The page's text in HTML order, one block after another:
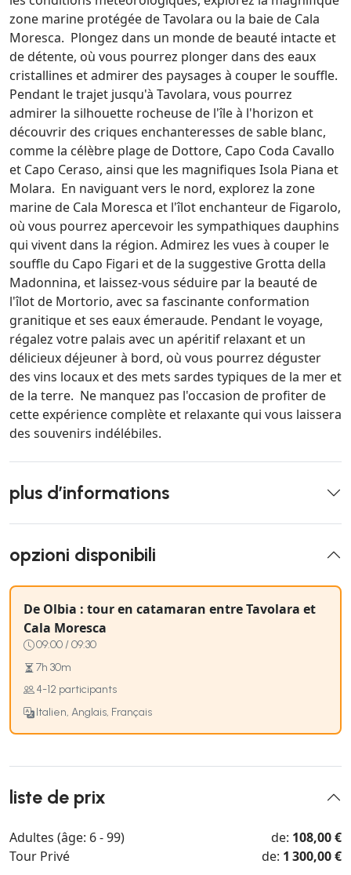
zone marine protégée de Tavolara ou la baie de Cala
Moresca. Plongez dans un monde de beauté intacte et
de détente, où vous pourrez plonger dans des eaux
cristallines et admirer des paysages à couper le souffle.
Pendant le trajet jusqu'à Tavolara, vous pourrez
admirer la silhouette rocheuse de l'île à l'horizon et
découvrir des criques enchanteresses de sable blanc,
comme la célèbre plage de Dottore, Capo Coda Cavallo
et Capo Ceraso, ainsi que les magnifiques Isola Piana et
Molara. En naviguant vers le nord, explorez la zone
marine de Cala Moresca et l'îlot enchanteur de Figarolo,
où vous pourrez apercevoir les sympathiques dauphins
qui vivent dans la région. Admirez les vues à couper le
souffle du Capo Figari et de la suggestive Grotta della
Madonnina, et laissez-vous séduire par la beauté de
l'îlot de Mortorio, avec sa fascinante conformation
granitique et ses eaux émeraude. Pendant le voyage,
régalez votre palais avec un apéritif relaxant et un
délicieux déjeuner à bord, où vous pourrez déguster
des vins locaux et des mets sardes typiques de la mer et
de la terre. Ne manquez pas l'occasion de profiter de
cette expérience complète et relaxante qui vous laissera
des souvenirs indélébiles.
plus d’informations
opzioni disponibili
De Olbia : tour en catamaran entre Tavolara et
Cala Moresca
09:00 / 09:30
7h 30m
4-12 participants
Italien, Anglais, Français
liste de prix
Adultes (âge: 6 - 99) de: 108,00 €
Tour Privé
de: 1 300,00 €